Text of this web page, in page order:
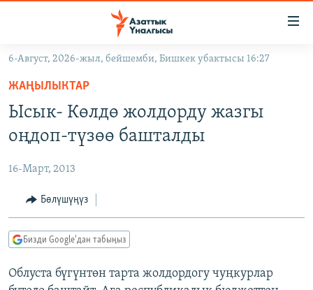
Навигацияга
өтүңүз
Издөөгө
салыңыз
ЭКОНОМИКА
МАДАНИЯТ
БОРБОР АЗИЯ
АТАЙЫН ИЛИКТӨӨ
ТВ ПРОГРАММАЛАР
ЭКСПЕРТТЕР ТАЛДАЙТ
БИЗ ЖАНА ДҮЙНӨ
ӨЗГӨЧӨ ПИКИР
6-Август, 2026-жыл, бейшемби, Бишкек убактысы 16:27
ЖАҢЫЛЫКТАР
Ысык- Көлдө жолдорду жазгы
оңдоп-түзөө башталды
16-Март, 2013
Бөлүшүңүз
Бизди Google'дан табыңыз
Облуста бүгүнтөн тарта жолдордогу чуңкурлар